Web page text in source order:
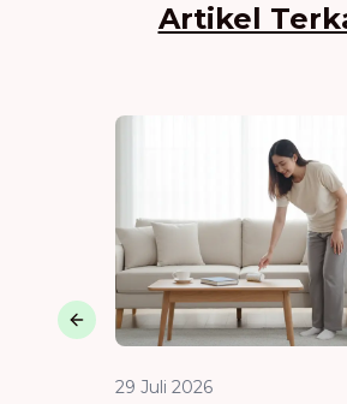
Artikel
29 Juli 2026
Previous slide